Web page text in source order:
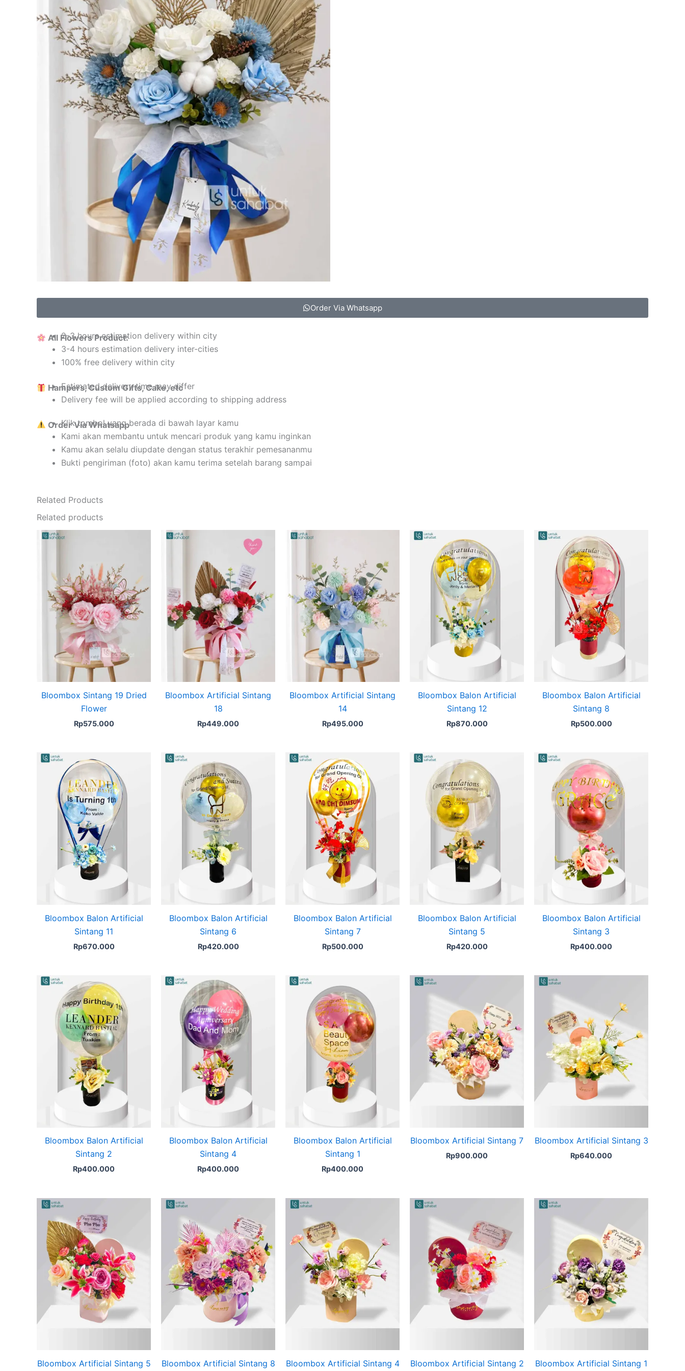
Order Via Whatsapp
All Flowers Product:
2-3 hours estimation delivery within city
3-4 hours estimation delivery inter-cities
100% free delivery within city
Hampers, Custom Gifts, Cake, etc
Estimated delivery time may differ
Delivery fee will be applied according to shipping address
Order Via Whatsapp
Klik tombol yang berada di bawah layar kamu
Kami akan membantu untuk mencari produk yang kamu inginkan
Kamu akan selalu diupdate dengan status terakhir pemesananmu
Bukti pengiriman (foto) akan kamu terima setelah barang sampai
Related Products
Related products
Bloombox Sintang 19 Dried
Flower
Rp575.000
Bloombox Artificial Sintang
18
Rp449.000
Bloombox Artificial Sintang
14
Rp495.000
Bloombox Balon Artificial
Sintang 12
Rp870.000
Bloombox Balon Artificial
Sintang 8
Rp500.000
Bloombox Balon Artificial
Sintang 11
Rp670.000
Bloombox Balon Artificial
Sintang 6
Rp420.000
Bloombox Balon Artificial
Sintang 7
Rp500.000
Bloombox Balon Artificial
Sintang 5
Rp420.000
Bloombox Balon Artificial
Sintang 3
Rp400.000
Bloombox Balon Artificial
Sintang 2
Rp400.000
Bloombox Balon Artificial
Sintang 4
Rp400.000
Bloombox Balon Artificial
Sintang 1
Rp400.000
Bloombox Artificial Sintang 7
Rp900.000
Bloombox Artificial Sintang 3
Rp640.000
Bloombox Artificial Sintang 5 Bloombox Artificial Sintang 8 Bloombox Artificial Sintang 4 Bloombox Artificial Sintang 2 Bloombox Artificial Sintang 1